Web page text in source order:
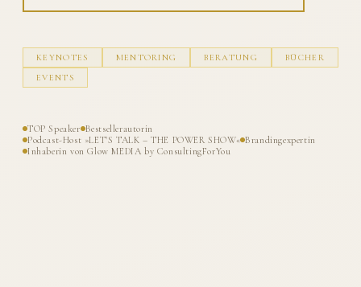
KEYNOTES MENTORING BERATUNG
BÜCHER
EVENTS
TOP Speaker Bestsellerautorin
Podcast-Host »LET'S TALK – THE POWER SHOW« Brandingexpertin
Inhaberin von Glow MEDIA by ConsultingForYou